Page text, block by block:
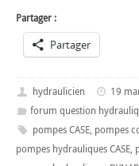
Partager :
Partager
hydraulicien
19
forum question
pompes CASE, pompes
pompes hydrauliques CASE,